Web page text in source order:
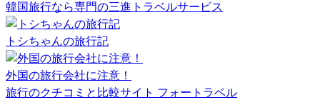
韓国旅行なら専門の三進トラベルサービス
トシちゃんの旅行記
外国の旅行会社に注意！
旅行のクチコミと比較サイト フォートラベル